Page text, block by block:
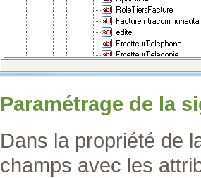
Paramétrage de la
Dans la propriété de
champs avec les